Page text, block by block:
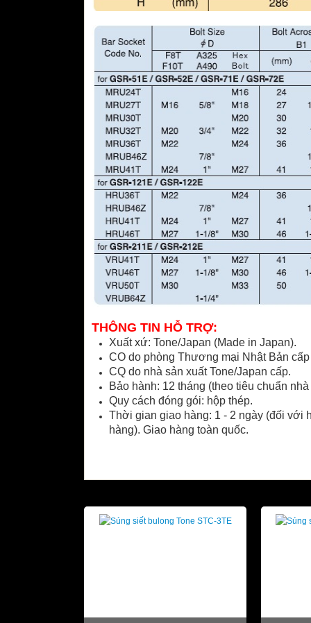
THÔNG TIN HỖ TRỢ:
Xuất xứ: Tone/Japan (Made in Japan).
CO do phòng Thương mại Nhật Bản
CQ do nhà sản xuất Tone/Japan cấp.
Bảo hành: 12 tháng (theo tiêu chuẩn
Quy cách đóng gói: hộp thép.
Thời gian giao hàng: 1 - 2 ngày (đối với
hàng). Giao hàng toàn quốc.